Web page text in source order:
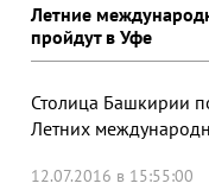
Летние
пройдут в Уфе
Столица Башкирии
Летних
12.07.2016 в 15:55:00